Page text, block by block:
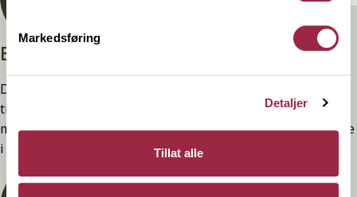
Markedsføring
Detaljer
Tillat alle
Branntestet
Denne kledninger er testet, dokumentert, godkjent og
tilfredsstiller preakseptert ytelse for brann (D-s2,d0) ved
montering. Ytelsen opprettholdes ved å følge anvisningene
i våre FDV-er.